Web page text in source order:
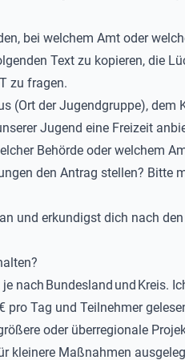
bei welchem Amt oder
Textzu kopieren, die
zu fragen.
(Ort der Jugendgruppe), dem
Jugend eine Freizeit
Behörde oder welchem
den Antrag stellen? Bitte
und erkundigst dich nach
je nach Bundesland und Kreis.
pro Tag und Teilnehmer
oder überregionale
kleinere Maßnahmen